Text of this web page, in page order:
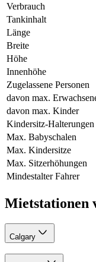
Verbrauch
Tankinhalt
Länge
Breite
Höhe
Innenhöhe
Zugelassene Personen
davon max.
davon max. Kinder
Kindersitz-Halterungen
Max. Babyschalen
Max. Kindersitze
Max. Sitzerhöhungen
Mindestalter Fahrer
Mietstationen
Calgary